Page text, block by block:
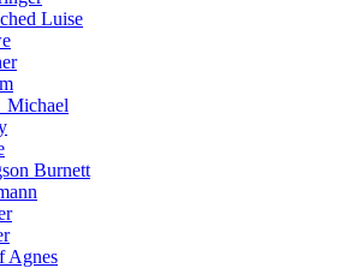
Luise
Burnett
Agnes